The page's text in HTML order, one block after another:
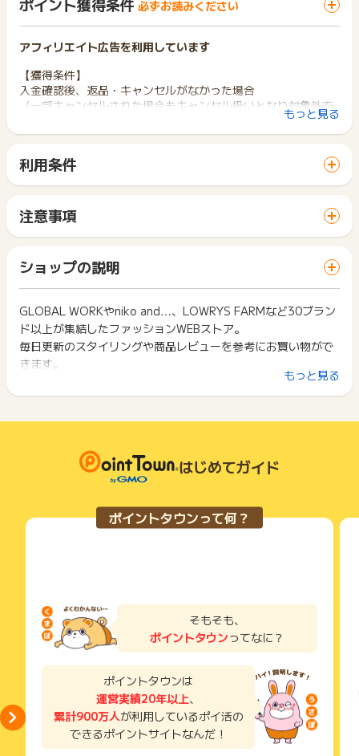
必ずお読みください
アフィリエイト広告を利用しています
【獲得条件】
入金確認後、返品・キャンセルがなかった場合
（一部キャンセルされた場合もキャンセル扱いとなり対象外で
カード決済、コンビニ払い、代引き決済、Paidy、Amazonpa
y、以外でお支払いの場合は獲得対象外です。
※ポイントに関するお問い合わせは、
ポイントタウンのサポート
までお問い合わせください。ポイントについて、広告主に直接
お問い合わせをした場合、ポイント獲得対象外となる場合がご
ざいます。
もっと見る
利用条件
サイトに移動してからお申し込みやお買い物が完了するまでの
間に、同じブラウザ（※）で他のサイトに移動した場合はポイン
ト獲得ができません。
「 ショッピングでポイントGET 」ボタンを押した時とサービ
ス・お買い物利用時で、デバイス・ブラウザが異なる場合はポ
イント獲得ができません。
2回以上同じお買い物・サービスをご利用される場合は、毎回
ポイントタウンに戻り、「 ショッピングでポイントGET 」ボ
タンを押してからご利用ください。
下記の事項に該当する場合、広告主側で対象外とみなし、「獲
い物を複数回ご利用された場合
て一度でも同サービス・お買い物を利用されたことがある場合
ご利用前には、Cookieの削除をおこなっていただくことを推奨
サービス・お買い物利用時にお電話など2つ以上の申し込み方
法がある場合、必ずサイト上のWEBフォームからお申し込みく
了などのメールは、ポイント獲得するまで必ず保管してくださ
獲得待ち・獲得失敗の状態でお問い合わせされる際に、該当の
メールを送っていただく場合がございます。
そのため、紛失・破棄された場合は対応いたしかねますので、
ご注意ください。
(※) SafariやChromeなどwebサイトを表示するアプリのこと
注意事項
一部のサービスにつきましては、1商品につき10円単位の金額
は切り捨てとなります。
ポイント獲得が1ポイント未満のものは切り捨てとなり、ポイ
ント履歴には記載されません。
原則として広告主側のポイント等を利用して支払われた金額分
につきましては、ポイントタウンのポイント獲得の対象には含
まれません。
広告主が運営しているサービスの都合もしくは会員様の都合で
商品の交換や一部でもキャンセルされた場合、ポイントが無効
になる可能性もございます。
条件を達成しているかどうかは各広告主ではなく、代理店が行
っているため、広告主はポイントに関する詳細を把握しており
そのため、ポイントタウンのポイントに関するお問い合わせを
広告主様に直接行わないようお願いいたします。
※キャンセル・不備・いたずら・商品受取拒否及び不着、返品の
場合はポイント獲得対象外です。
ショップの説明
GLOBAL WORKやniko and…、LOWRYS FARMなど30ブラン
ド以上が集結したファッションWEBストア。
毎日更新のスタイリングや商品レビューを参考にお買い物がで
きます。
SALE品も返品OKで安心！自由にファッションが楽しめる『楽
しいほうのファッションストア』。
もっと見る
はじめてガイド
ポイントタウンって何？
そもそも、
ポイントタウンってなに？
ポイントタウンは
運営実績20年以上、
累計900万人が利用しているポイ活の
できるポイントサイトなんだ！